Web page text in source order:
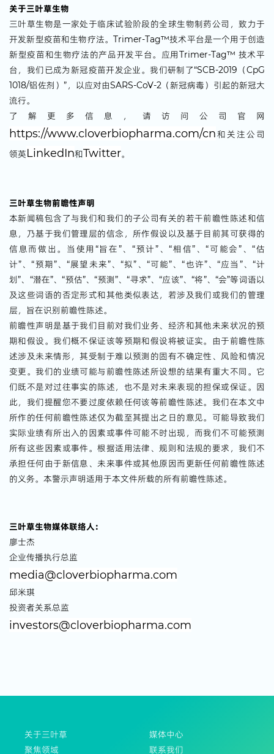
关于三叶草生物
三叶草生物是一家处于临床试验阶段的全球生物制药公司，致力于
开发新型疫苗和生物疗法。Trimer-Tag™技术平台是一个用于创造
新型疫苗和生物疗法的产品开发平台。应用Trimer-Tag™ 技术平
台，我们已成为新冠疫苗开发企业。我们研制了“SCB-2019（CpG
1018/铝佐剂）”，以应对由SARS-CoV-2（新冠病毒）引起的新冠大
流行。
了解更多信息，请访问公司官网
https://www.cloverbiopharma.com/cn和关注公司
领英LinkedIn和Twitter。
三叶草生物前瞻性声明
本新闻稿包含了与我们和我们的子公司有关的若干前瞻性陈述和信
息，乃基于我们管理层的信念，所作假设以及基于目前其可获得的
信息而做出。当使用“旨在”、“预计”、“相信”、“可能会”、“估
计”、“预期”、“展望未来”、“拟”、“可能”、“也许”、“应当”、“计
划”、“潜在”、“预估”、“预测”、“寻求”、“应该”、“将”、“会”等词语以
及这些词语的否定形式和其他类似表达，若涉及我们或我们的管理
层，旨在识别前瞻性陈述。
前瞻性声明是基于我们目前对我们业务、经济和其他未来状况的预
期和假设。我们概不保证该等预期和假设将被证实。由于前瞻性陈
述涉及未来情形，其受制于难以预测的固有不确定性、风险和情况
变更。我们的业绩可能与前瞻性陈述所设想的结果有重大不同。它
们既不是对过往事实的陈述，也不是对未来表现的担保或保证。因
此，我们提醒您不要过度依赖任何该等前瞻性陈述。我们在本文中
所作的任何前瞻性陈述仅为截至其提出之日的意见。可能导致我们
实际业绩有所出入的因素或事件可能不时出现，而我们不可能预测
所有这些因素或事件。根据适用法律、规则和法规的要求，我们不
承担任何由于新信息、未来事件或其他原因而更新任何前瞻性陈述
的义务。本警示声明适用于本文件所载的所有前瞻性陈述。
三叶草生物媒体联络人：
廖士杰
企业传播执行总监
media@cloverbiopharma.com
邱米琪
投资者关系总监
investors@cloverbiopharma.com
关于三叶草
聚焦领域
媒体中心
联系我们